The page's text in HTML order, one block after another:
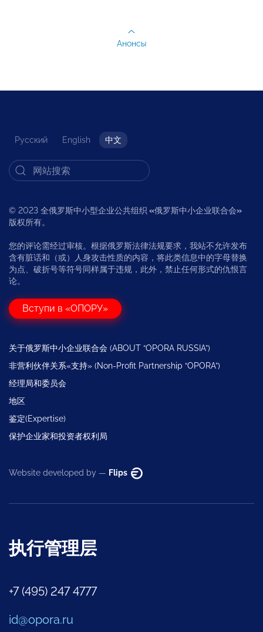
Анонсы
Русский English 中文
© 2023 全俄罗斯中小型企业公共组织 «俄罗斯中小企业联合会»
版权所有。
您的评论需经过审核。根据俄罗斯法律法规要求，我站不允许发布
含有脏话和（或）人身攻击性质的内容，将此类信息中的字母替换
为点、破折号等符号同样属于违规，此外，禁止任何形式的仇恨言
论。
Вступи в «ОПОРУ»
关于俄罗斯中小企业联合会 (ABOUT “OPORA RUSSIA”)
非营利伙伴关系«支持» (Non-Profit Partnership “OPORA”)
经理局和委员会
地区
鉴定(Expertise)
保护企业家和投资者权利局
Website developed by — Flips
执行管理层
+7 (495) 247 4777
id@opora.ru